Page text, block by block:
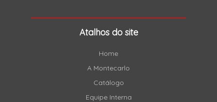
Atalhos do site
Home
A Montecarlo
Catálogo
Equipe Interna